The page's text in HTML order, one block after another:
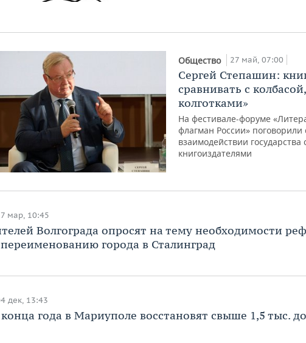
Общество 27 май, 07:00
Сергей Степашин:
сравнивать с
колготками»
На фестивале-форуме
флагман России» поговорили
взаимодействии государства
книгоиздателями
мар, 10:45
Волгограда опросят на тему необходимости
города в Сталинград
дек, 13:43
года в Мариуполе восстановят свыше 1,5 тыс.